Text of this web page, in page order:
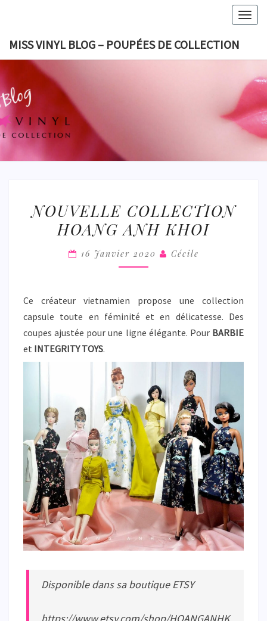
content
MISS VINYL BLOG – POUPÉES DE COLLECTION
MISS
BLOG
COLLECTION
HOANG
NOUVELLE COLLECTION
HOANG ANH KHOI
16 Janvier 2020 Cécile
Ce créateur vietnamien propose une collection
capsule toute en féminité et en délicatesse. Des
coupes ajustée pour une ligne élégante. Pour BARBIE
et INTEGRITY TOYS.
Disponible dans sa boutique ETSY
https://www.etsy.com/shop/HOANGANHK